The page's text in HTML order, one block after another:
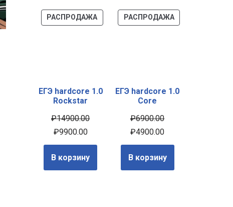
РАСПРОДАЖА
ЕГЭ hardcore 1.0
Rockstar
₽14900.00
₽9900.00
В корзину
РАСПРОДАЖА
ЕГЭ hardcore 1.0
Core
₽6900.00
₽4900.00
В корзину